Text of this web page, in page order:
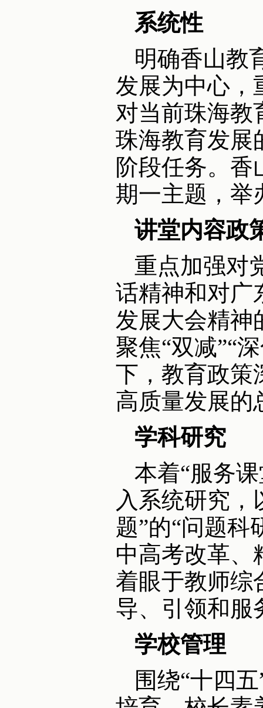
系统性
明确香山教
发展为中心，
对当前珠海教
珠海教育发展
阶段任务。
期一主题，举
讲堂内容政
重点加强对
话精神和对广
发展大会精神
聚焦“双减”“
下，教育政策
高质量发展的
学科研究
本着“服务
入系统研究
题”的“问题科
中高考改革、
着眼于教师综
导、引领和服
学校管理
围绕“十四